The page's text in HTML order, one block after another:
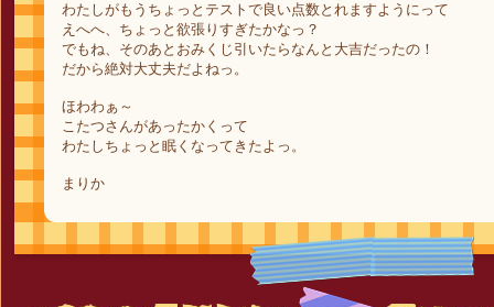
わたしがもうちょっとテストで良い点数とれますようにって
えへへ、ちょっと欲張りすぎたかなっ？
でもね、そのあとおみくじ引いたらなんと大吉だったの！
だから絶対大丈夫だよねっ。
ほわわぁ～
こたつさんがあったかくって
わたしちょっと眠くなってきたよっ。
まりか